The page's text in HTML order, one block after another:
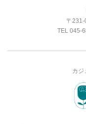
〒231-
TEL 045-
カジ